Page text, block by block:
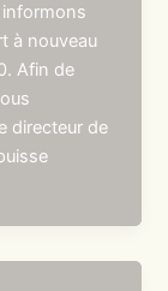
à nouveau
Afin de
directeur de